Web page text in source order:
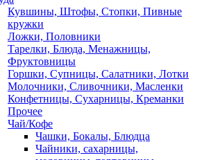
Кувшины, Штофы, Стопки, Пивные
кружки
Ложки, Половники
Тарелки, Блюда, Менажницы,
Фруктовницы
Горшки, Супницы, Салатники, Лотки
Молочники, Сливочники, Масленки
Конфетницы, Сухарницы, Креманки
Прочее
Чай/Кофе
Чашки, Бокалы, Блюдца
Чайники, сахарницы,